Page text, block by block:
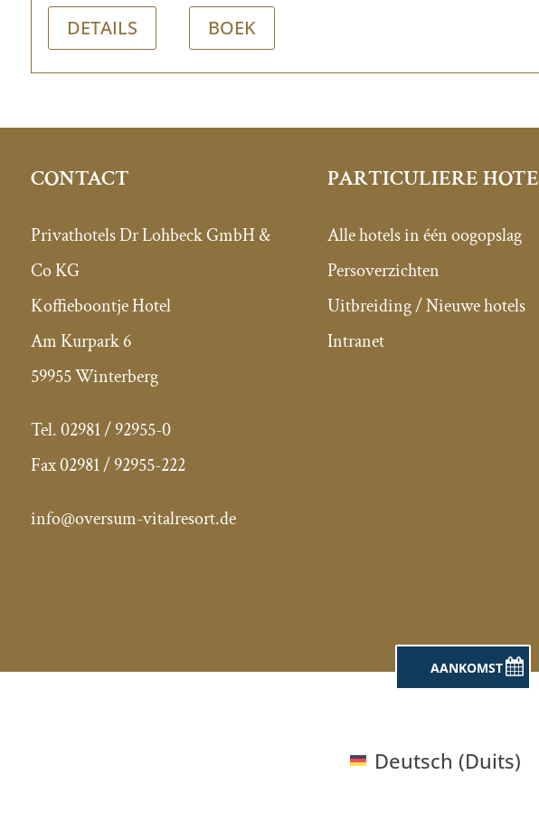
DETAILS BOEK
CONTACT
Privathotels Dr Lohbeck GmbH &
Co KG
Koffieboontje Hotel
Am Kurpark 6
59955 Winterberg
Tel.02981 / 92955-0
Fax02981 / 92955-222
info@oversum-vitalresort.de
PARTICULIERE
Alle hotels in één oogopslag
Persoverzichten
Uitbreiding / Nieuwe hotels
Intranet
Deutsch (Duits)